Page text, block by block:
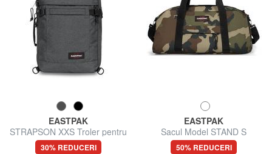
EASTPAK
STRAPSON XXS Troler pentru
rucsac sub scaun
30% REDUCERI
EASTPAK
Sacul Model STAND S
50% REDUCERI